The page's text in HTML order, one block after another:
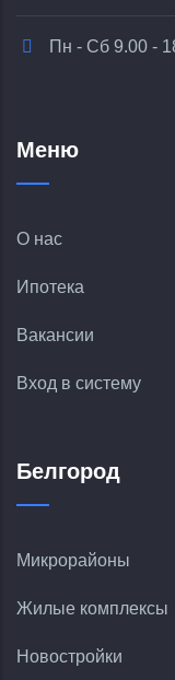
Пн - Сб 9.00 -
Меню
О нас
Ипотека
Вакансии
Вход в систему
Белгород
Микрорайоны
Жилые комплексы
Новостройки